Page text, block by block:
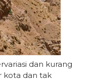
dan kurang
kota dan tak